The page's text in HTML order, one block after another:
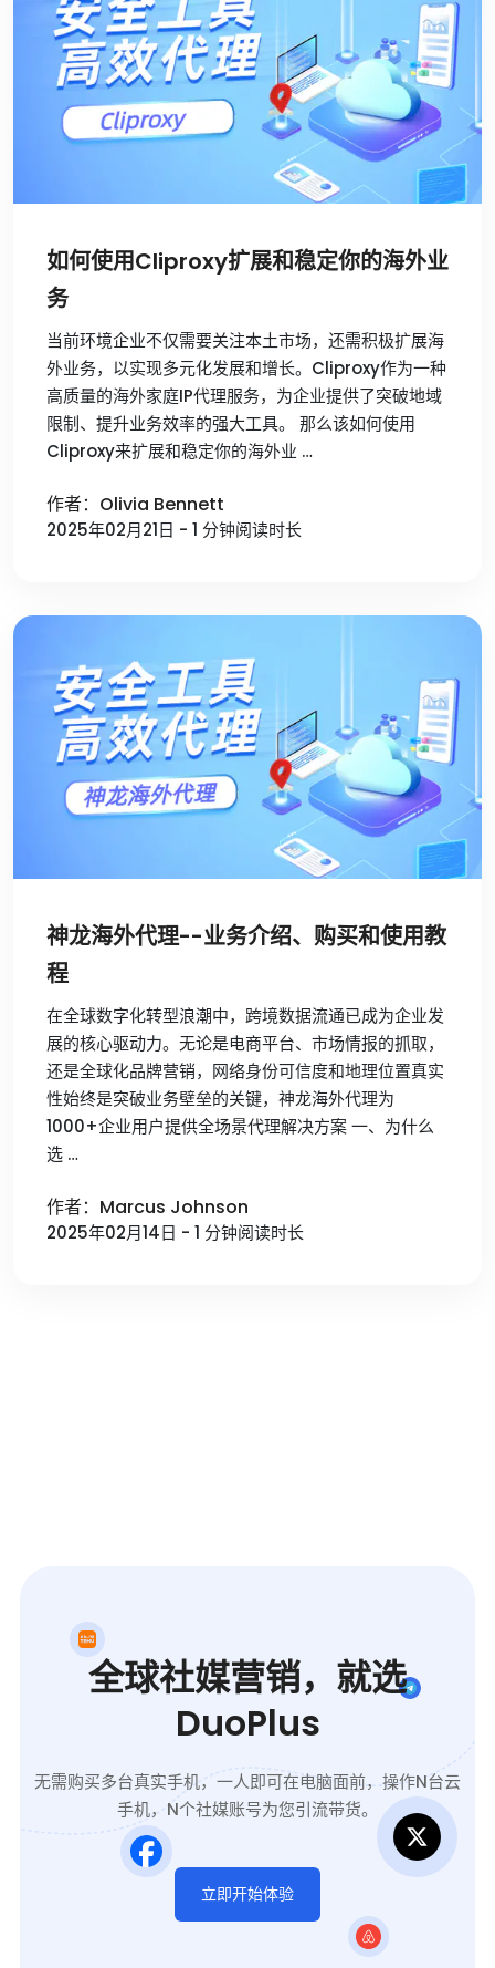
如何使用Cliproxy扩展和稳定你的海外业
务
当前环境企业不仅需要关注本土市场，还需积极扩展海
外业务，以实现多元化发展和增长。Cliproxy作为一种
高质量的海外家庭IP代理服务，为企业提供了突破地域
限制、提升业务效率的强大工具。 那么该如何使用
Cliproxy来扩展和稳定你的海外业 …
作者：Olivia Bennett
2025年02月21日 - 1 分钟阅读时长
神龙海外代理--业务介绍、购买和使用教
程
在全球数字化转型浪潮中，跨境数据流通已成为企业发
展的核心驱动力。无论是电商平台、市场情报的抓取，
还是全球化品牌营销，网络身份可信度和地理位置真实
性始终是突破业务壁垒的关键，神龙海外代理为
1000+企业用户提供全场景代理解决方案 一、为什么
选 …
作者：Marcus Johnson
2025年02月14日 - 1 分钟阅读时长
全球社媒营销，就选
DuoPlus
无需购买多台真实手机，一人即可在电脑面前，操作N台云
手机，N个社媒账号为您引流带货。
立即开始体验